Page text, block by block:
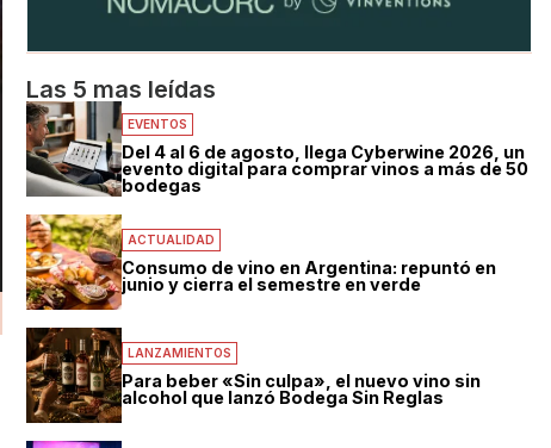
Las 5 mas leídas
EVENTOS
Del 4 al 6 de agosto, llega Cyberwine 2026, un
evento digital para comprar vinos a más de 50
bodegas
ACTUALIDAD
Consumo de vino en Argentina: repuntó en
junio y cierra el semestre en verde
LANZAMIENTOS
Para beber «Sin culpa», el nuevo vino sin
alcohol que lanzó Bodega Sin Reglas